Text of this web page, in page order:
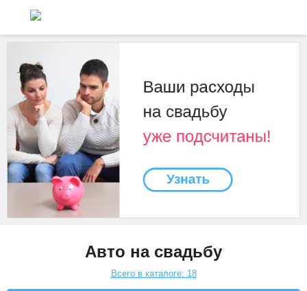
Авто на свадьбу
Всего в каталоге: 18